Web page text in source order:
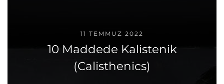
11 TEMMUZ 2022
10 Maddede Kalistenik
(Calisthenics)